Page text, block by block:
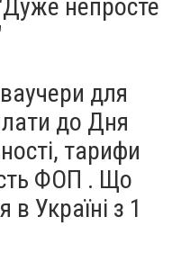
непросте
для
до Дня
тарифи
ФОП . Що
в Україні з 1